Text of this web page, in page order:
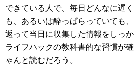
できている人で、毎日どんなに遅
も、あるいは酔っぱらっていても
返って当日に収集した情報をしっ
ライフハックの教科書的な習慣が
ゃんと読むだろう。